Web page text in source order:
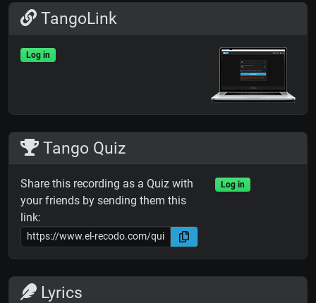
TangoLink
Log in
Tango Quiz
Share this recording as a Quiz with
your friends by sending them this
link:
Log in
Lyrics